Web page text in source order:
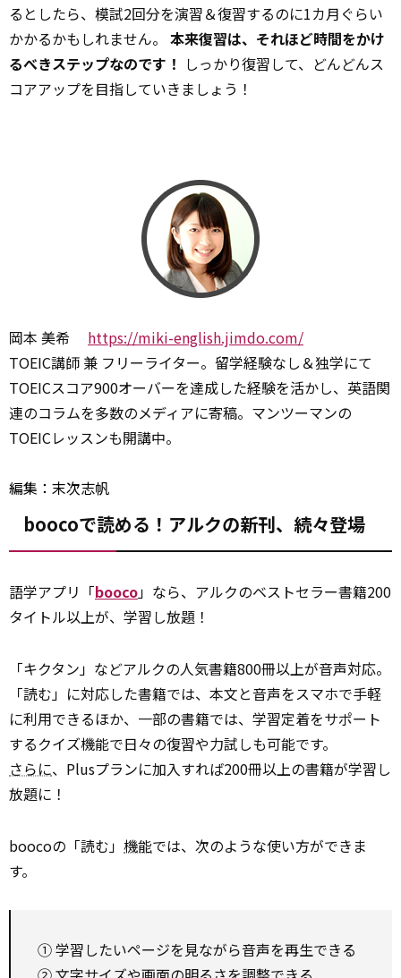
るとしたら、模試2回分を演習＆復習するのに1カ月ぐらい
かかるかもしれません。 本来復習は、それほど時間をかけ
るべきステップなのです！ しっかり復習して、どんどんス
コアアップを目指していきましょう！
岡本 美希 https://miki-english.jimdo.com/
TOEIC講師 兼 フリーライター。留学経験なし＆独学にて
TOEICスコア900オーバーを達成した経験を活かし、英語関
連のコラムを多数のメディアに寄稿。マンツーマンの
TOEICレッスンも開講中。
編集：末次志帆
boocoで読める！アルクの新刊、続々登場
語学アプリ「booco」なら、アルクのベストセラー書籍200
タイトル以上が、学習し放題！
「キクタン」などアルクの人気書籍800冊以上が音声対応。
「読む」に対応した書籍では、本文と音声をスマホで手軽
に利用できるほか、一部の書籍では、学習定着をサポート
するクイズ機能で日々の復習や力試しも可能です。
さらに、Plusプランに加入すれば200冊以上の書籍が学習し
放題に！
boocoの「読む」 機能では、次のような使い方ができま
す。
① 学習したいページを見ながら音声を再生できる